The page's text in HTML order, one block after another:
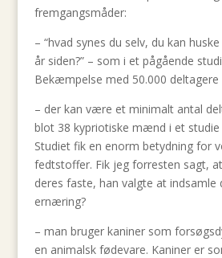
fremgangsmåder:
– “hvad synes du selv, du kan
år siden?” – som i et pågående
Bekæmpelse med 50.000 deltagere
– der kan være et minimalt antal
blot 38 kypriotiske mænd i et studie
Studiet fik en enorm betydning for
fedtstoffer. Fik jeg forresten sagt,
deres faste, han valgte at indsamle
ernæring?
– man bruger kaniner som
en animalsk fødevare. Kaniner er